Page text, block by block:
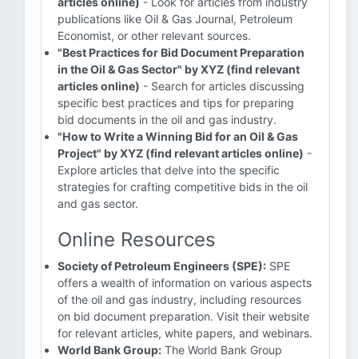
publications like Oil & Gas Journal, Petroleum
Economist, or other relevant sources.
"Best Practices for Bid Document Preparation
in the Oil & Gas Sector" by XYZ (find relevant
articles online) - Search for articles discussing
specific best practices and tips for preparing
bid documents in the oil and gas industry.
"How to Write a Winning Bid for an Oil & Gas
Project" by XYZ (find relevant articles online) -
Explore articles that delve into the specific
strategies for crafting competitive bids in the oil
and gas sector.
Online Resources
Society of Petroleum Engineers (SPE): SPE
offers a wealth of information on various aspects
of the oil and gas industry, including resources
on bid document preparation. Visit their website
for relevant articles, white papers, and webinars.
World Bank Group: The World Bank Group